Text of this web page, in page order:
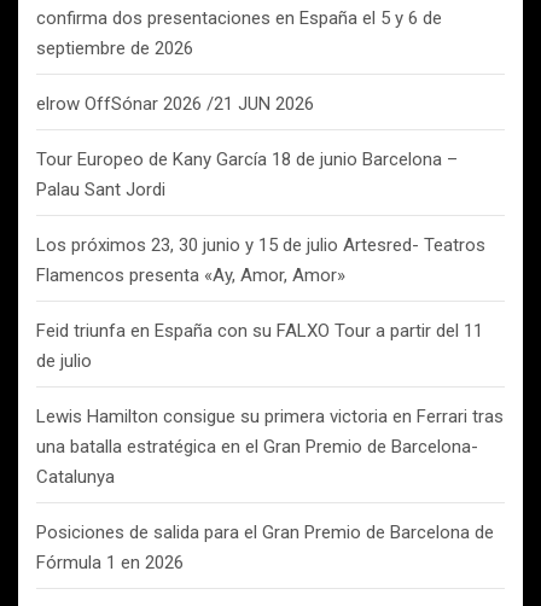
confirma dos presentaciones en España el 5 y 6 de
septiembre de 2026
elrow OffSónar 2026 /21 JUN 2026
Tour Europeo de Kany García 18 de junio Barcelona –
Palau Sant Jordi
Los próximos 23, 30 junio y 15 de julio Artesred- Teatros
Flamencos presenta «Ay, Amor, Amor»
Feid triunfa en España con su FALXO Tour a partir del 11
de julio
Lewis Hamilton consigue su primera victoria en Ferrari tras
una batalla estratégica en el Gran Premio de Barcelona-
Catalunya
Posiciones de salida para el Gran Premio de Barcelona de
Fórmula 1 en 2026